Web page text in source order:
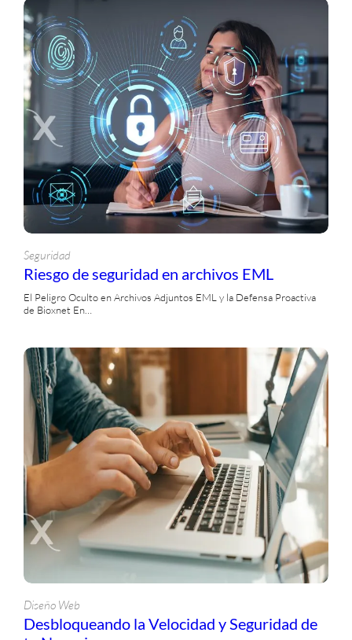
Seguridad
Riesgo de seguridad en archivos EML
El Peligro Oculto en Archivos Adjuntos EML y la Defensa Proactiva
de Bioxnet En…
Diseño Web
Desbloqueando la Velocidad y Seguridad de